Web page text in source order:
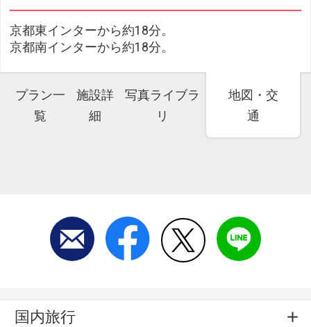
京都東インターから約18分。
京都南インターから約18分。
プラン一
覧
施設詳
細
写真ライブラ
リ
地図・交
通
国内旅行